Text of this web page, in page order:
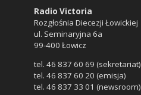
Radio Victoria
Rozgłośnia Diecezji Łowickiej
ul. Seminaryjna 6a
99-400 Łowicz
tel. 46 837 60 69 (sekretariat)
tel. 46 837 60 20 (emisja)
tel. 46 837 33 01 (newsroom)